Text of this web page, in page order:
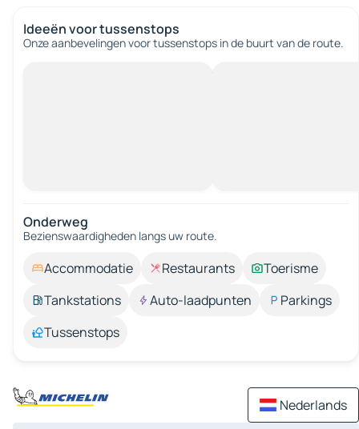
Ideeën voor tussenstops
Onze aanbevelingen voor tussenstops in de buurt van de route.
Onderweg
Bezienswaardigheden langs uw route.
Accommodatie Restaurants
Toerisme
Tankstations
Auto-laadpunten
Parkings
Tussenstops
Nederlands